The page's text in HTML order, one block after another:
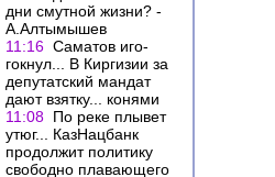
дни смутной жизни? -
А.Алтымышев
11:16 Саматов иго-
гокнул... В Киргизии за
депутатский мандат
дают взятку... конями
11:08 По реке плывет
утюг... КазНацбанк
продолжит политику
свободно плавающего